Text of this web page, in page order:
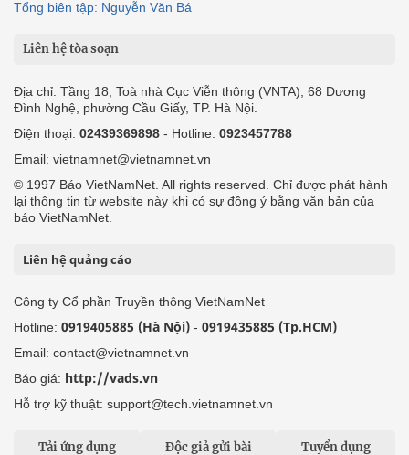
Tổng biên tập: Nguyễn Văn Bá
Liên hệ tòa soạn
Địa chỉ: Tầng 18, Toà nhà Cục Viễn thông (VNTA), 68 Dương
Đình Nghệ, phường Cầu Giấy, TP. Hà Nội.
Điện thoại: 02439369898 - Hotline: 0923457788
Email: vietnamnet@vietnamnet.vn
© 1997 Báo VietNamNet. All rights reserved. Chỉ được phát hành
lại thông tin từ website này khi có sự đồng ý bằng văn bản của
báo VietNamNet.
Liên hệ quảng cáo
Công ty Cổ phần Truyền thông VietNamNet
Hotline: 0919405885 (Hà Nội) - 0919435885 (Tp.HCM)
Email: contact@vietnamnet.vn
Báo giá: http://vads.vn
Hỗ trợ kỹ thuật: support@tech.vietnamnet.vn
Tải ứng dụng Độc giả gửi bài Tuyển dụng